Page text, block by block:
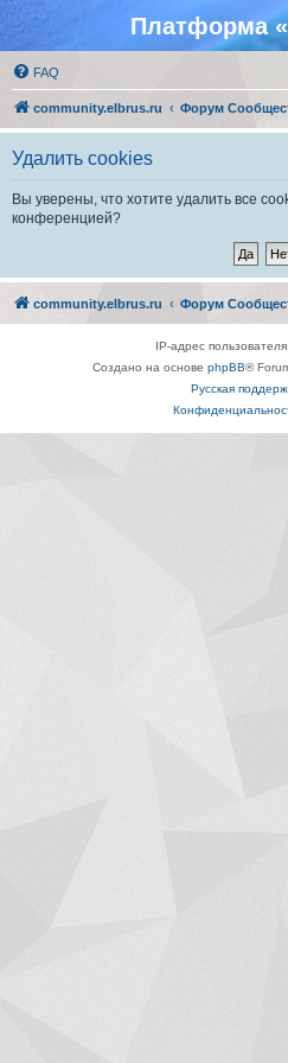
Платформа
FAQ
community.elbrus.ru Форум
Удалить cookies
Вы уверены, что хотите удалить все
конференцией?
community.elbrus.ru Форум
IP-адрес
Создано на основе phpBB®
Русская